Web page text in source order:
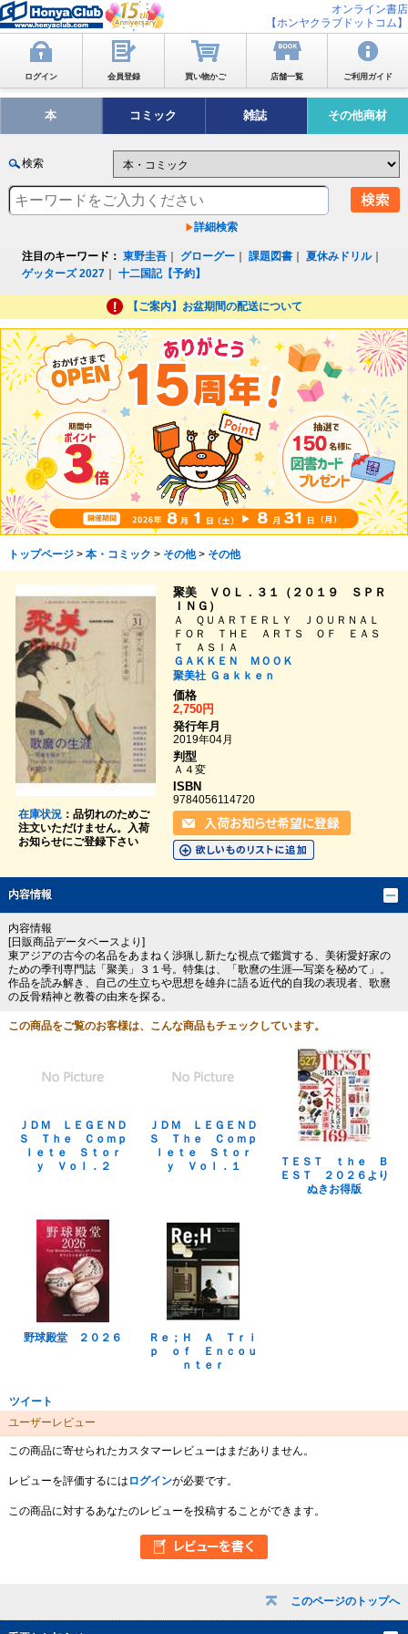
オンライン書店
【ホンヤクラブドットコム】
ログイン 会員登録 買い物かご 店舗一覧 ご利用ガイド
本 コミック 雑誌 その他商材
検索
詳細検索
注目のキーワード： 東野圭吾 グローグー ｜課題図書 ｜夏休みドリル｜
ゲッターズ 2027 ｜十二国記【予約】
【ご案内】お盆期間の配送について
このページのトップへ
トップページ> 本・コミック > その他> その他
在庫状況：品切れのためご
注文いただけません。入荷
お知らせにご登録下さい
聚美 ＶＯＬ．３１（２０１９ ＳＰＲ
ＩＮＧ）
Ａ ＱＵＡＲＴＥＲＬＹ ＪＯＵＲＮＡＬ
ＦＯＲ ＴＨＥ ＡＲＴＳ ＯＦ ＥＡＳ
Ｔ ＡＳＩＡ
ＧＡＫＫＥＮ ＭＯＯＫ
聚美社 Ｇａｋｋｅｎ
価格
2,750円
発行年月
2019年04月
判型
Ａ４変
ISBN
9784056114720
内容情報
内容情報
[日販商品データベースより]
東アジアの古今の名品をあまねく渉猟し新たな視点で鑑賞する、美術愛好家の
ための季刊専門誌「聚美」３１号。特集は、「歌麿の生涯―写楽を秘めて」。
作品を読み解き、自己の生立ちや思想を雄弁に語る近代的自我の表現者、歌麿
の反骨精神と教養の由来を探る。
この商品をご覧のお客様は、こんな商品もチェックしています。
ＪＤＭ ＬＥＧＥＮＤ
Ｓ Ｔｈｅ Ｃｏｍｐ
ｌｅｔｅ Ｓｔｏｒ
ｙ Ｖｏｌ．２
ＪＤＭ ＬＥＧＥＮＤ
Ｓ Ｔｈｅ Ｃｏｍｐ
ｌｅｔｅ Ｓｔｏｒ
ｙ Ｖｏｌ．１
ＴＥＳＴ ｔｈｅ Ｂ
ＥＳＴ ２０２６より
ぬきお得版
野球殿堂 ２０２６
Ｒｅ；Ｈ Ａ Ｔｒｉ
ｐ ｏｆ Ｅｎｃｏｕ
ｎｔｅｒ
ツイート
ユーザーレビュー
この商品に寄せられたカスタマーレビューはまだありません。
レビューを評価するには ログインが必要です。
この商品に対するあなたのレビューを投稿することができます。